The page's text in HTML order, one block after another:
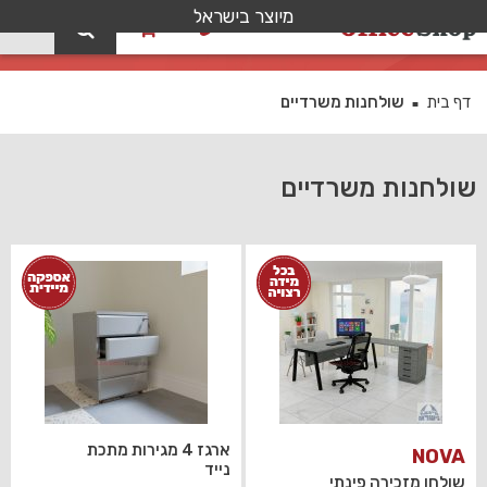
מיוצר בישראל
שולחנות משרדיים
דף בית ■ שולחנות משרדיים
שולחנות משרדיים
NOVA
שולחן מזכירה פינתי
ארגז 4 מגירות מתכת
נייד